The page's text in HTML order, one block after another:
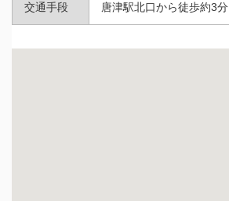
交通手段 唐津駅北口から徒歩約3分